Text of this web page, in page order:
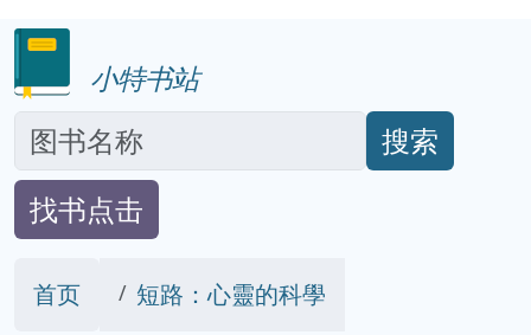
小特书站
搜索
找书点击
首页 短路：心靈的科學